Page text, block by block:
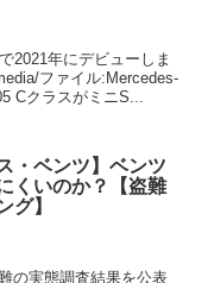
2021年にデビューしま
ファイル:Mercedes-
CクラスがミニS...
・ベンツ】ベンツ
くいのか？【盗難
グ】
の実態調査結果を公表